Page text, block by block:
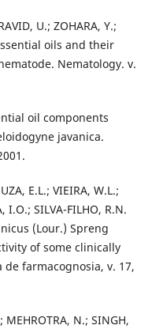
U.; ZOHARA, Y.;
oils and their
Nematology. v.
oil components
javanica.
E.L.; VIEIRA, W.L.;
I.O.; SILVA-FILHO, R.N.
(Lour.) Spreng
of some clinically
farmacognosia, v. 17,
MEHROTRA, N.; SINGH,